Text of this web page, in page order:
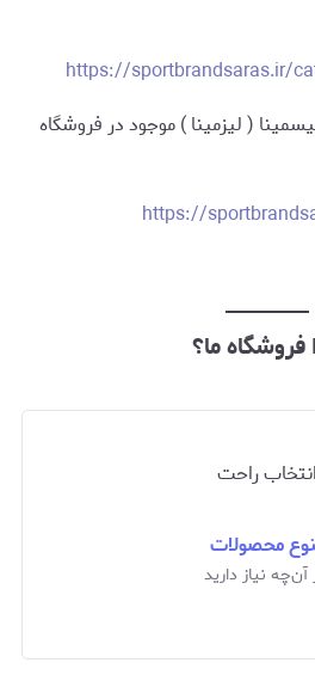
https://sportbrandsaras.ir/
( لیزمینا ) موجود در فروشگاه
https://
فروشگاه ما؟
انتخاب راحت
محصولات
نیاز دارید